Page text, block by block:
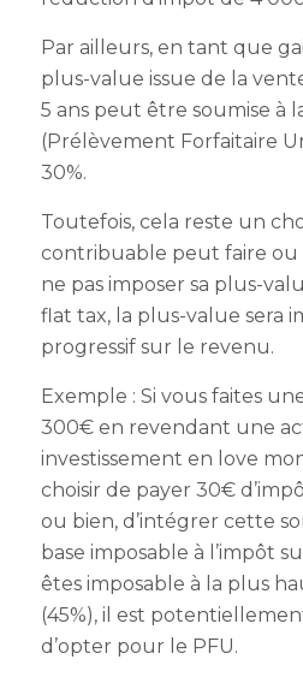
Par ailleurs, en tant que
plus-value issue de la
5 ans peut être soumise à
(Prélèvement Forfaitaire
30%.
Toutefois, cela reste un
contribuable peut faire ou
ne pas imposer sa plus-
flat tax, la plus-value sera
progressif sur le revenu.
Exemple : Si vous faites
300€ en revendant une
investissement en love
choisir de payer 30€
ou bien, d’intégrer cette
base imposable à l’impôt
êtes imposable à la plus
(45%), il est
d’opter pour le PFU.